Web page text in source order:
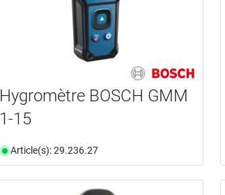
Hygromètre BOSCH GMM
1-15
Article(s): 29.236.27